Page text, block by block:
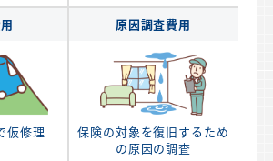
仮修理
原因調査費用
保険の対象を復旧するため
の原因の調査